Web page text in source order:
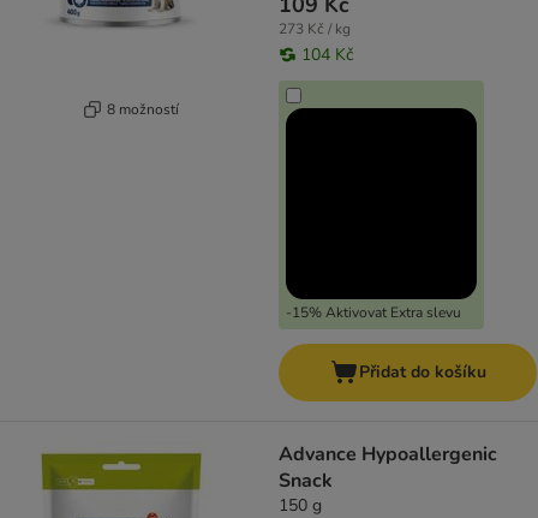
8 možností
273 Kč / kg
104 Kč
-15% Aktivovat Extra slevu
Přidat do košíku
Advance Hypoallergenic
Snack
150 g